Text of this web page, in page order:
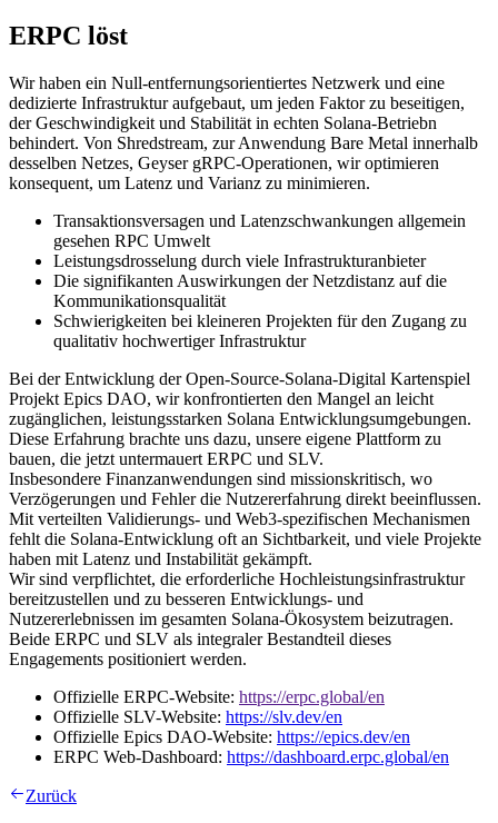
ERPC löst
Wir haben ein Null-entfernungsorientiertes Netzwerk und eine
dedizierte Infrastruktur aufgebaut, um jeden Faktor zu beseitigen,
der Geschwindigkeit und Stabilität in echten Solana-Betriebn
behindert. Von Shredstream, zur Anwendung Bare Metal innerhalb
desselben Netzes, Geyser gRPC-Operationen, wir optimieren
konsequent, um Latenz und Varianz zu minimieren.
Transaktionsversagen und Latenzschwankungen allgemein
gesehen RPC Umwelt
Leistungsdrosselung durch viele Infrastrukturanbieter
Die signifikanten Auswirkungen der Netzdistanz auf die
Kommunikationsqualität
Schwierigkeiten bei kleineren Projekten für den Zugang zu
qualitativ hochwertiger Infrastruktur
Bei der Entwicklung der Open-Source-Solana-Digital Kartenspiel
Projekt Epics DAO, wir konfrontierten den Mangel an leicht
zugänglichen, leistungsstarken Solana Entwicklungsumgebungen.
Diese Erfahrung brachte uns dazu, unsere eigene Plattform zu
bauen, die jetzt untermauert ERPC und SLV.
Insbesondere Finanzanwendungen sind missionskritisch, wo
Verzögerungen und Fehler die Nutzererfahrung direkt beeinflussen.
Mit verteilten Validierungs- und Web3-spezifischen Mechanismen
fehlt die Solana-Entwicklung oft an Sichtbarkeit, und viele Projekte
haben mit Latenz und Instabilität gekämpft.
Wir sind verpflichtet, die erforderliche Hochleistungsinfrastruktur
bereitzustellen und zu besseren Entwicklungs- und
Nutzererlebnissen im gesamten Solana-Ökosystem beizutragen.
Beide ERPC und SLV als integraler Bestandteil dieses
Engagements positioniert werden.
Offizielle ERPC-Website: https://erpc.global/en
Offizielle SLV-Website: https://slv.dev/en
Offizielle Epics DAO-Website: https://epics.dev/en
ERPC Web-Dashboard: https://dashboard.erpc.global/en
Zurück